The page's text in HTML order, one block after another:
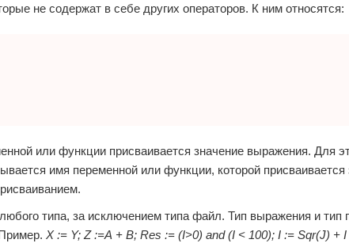
не содержат в себе других операторов. К ним относятся:
или функции присваивается значение выражения. Для
имя переменной или функции, которой присваивается
типа, за исключением типа файл. Тип выражения и тип
X := Y; Z :=А + В; Res := (I>0) and (I < 100); I := Sqr(J) +